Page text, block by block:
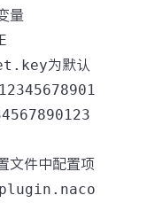
量
为默认
文件中配置项